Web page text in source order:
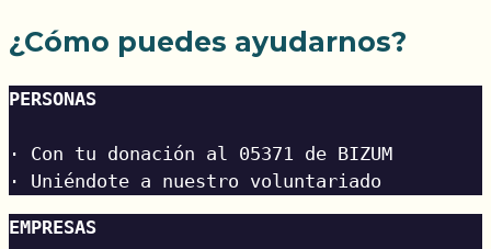
¿Cómo puedes ayudarnos?
PERSONAS
· Con tu donación al 05371 de BIZUM
· Uniéndote a nuestro voluntariado
EMPRESAS